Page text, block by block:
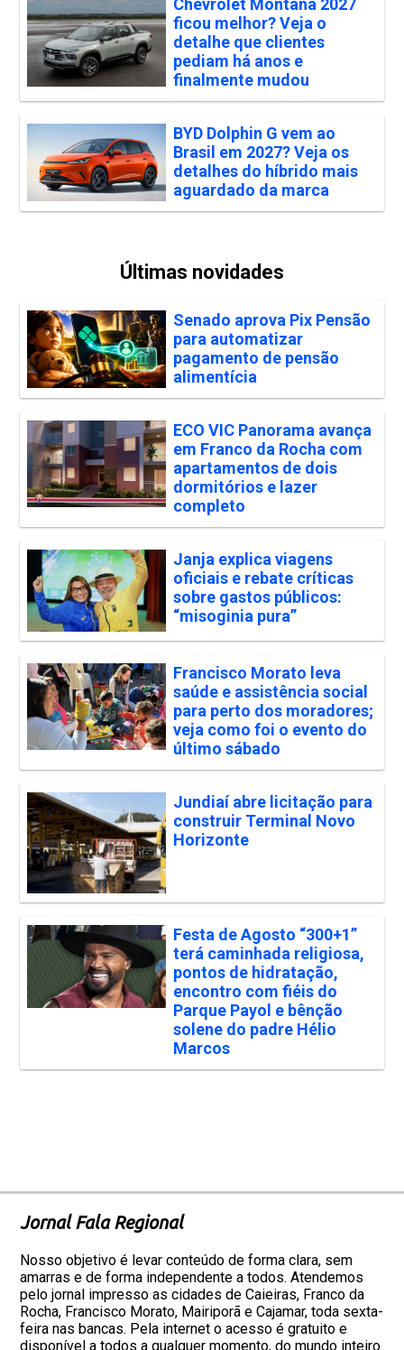
Chevrolet Montana 2027
ficou melhor? Veja o
detalhe que clientes
pediam há anos e
finalmente mudou
BYD Dolphin G vem ao
Brasil em 2027? Veja os
detalhes do híbrido mais
aguardado da marca
Últimas novidades
Senado aprova Pix Pensão
para automatizar
pagamento de pensão
alimentícia
ECO VIC Panorama avança
em Franco da Rocha com
apartamentos de dois
dormitórios e lazer
completo
Janja explica viagens
oficiais e rebate críticas
sobre gastos públicos:
“misoginia pura”
Francisco Morato leva
saúde e assistência social
para perto dos moradores;
veja como foi o evento do
último sábado
Jundiaí abre licitação para
construir Terminal Novo
Horizonte
Festa de Agosto “300+1”
terá caminhada religiosa,
pontos de hidratação,
encontro com fiéis do
Parque Payol e bênção
solene do padre Hélio
Marcos
Jornal Fala Regional
Nosso objetivo é levar conteúdo de forma clara, sem
amarras e de forma independente a todos. Atendemos
pelo jornal impresso as cidades de Caieiras, Franco da
Rocha, Francisco Morato, Mairiporã e Cajamar, toda sexta-
feira nas bancas. Pela internet o acesso é gratuito e
disponível a todos a qualquer momento, do mundo inteiro.